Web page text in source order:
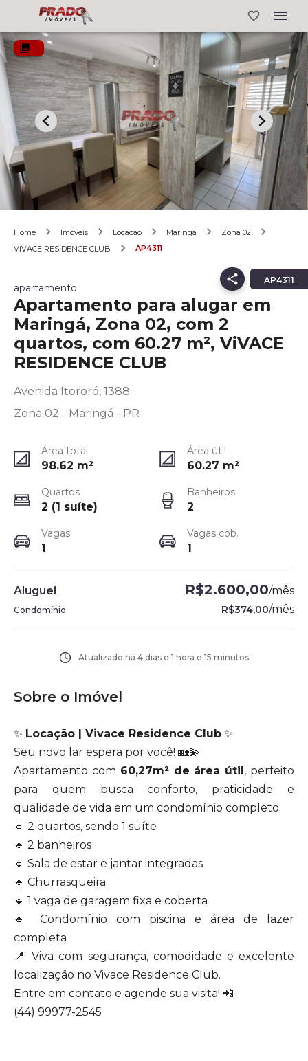
Home Imóveis Locacao Maringá
Zona 02
ViVACE RESIDENCE CLUB
AP4311
AP4311
apartamento
Apartamento para alugar em
Maringá, Zona 02, com 2
quartos, com 60.27 m², ViVACE
RESIDENCE CLUB
Avenida Itororó, 1388
Zona 02 - Maringá - PR
Área total
98.62 m²
Área útil
60.27 m²
Quartos
2 (1 suíte)
Banheiros
2
Vagas
1
Vagas cob.
1
Aluguel R$2.600,00/mês
Condomínio R$374,00/mês
Atualizado há 4 dias e 1 hora e 15 minutos
Sobre o Imóvel
✨ Locação | Vivace Residence Club ✨
Seu novo lar espera por você! 🏡💫
Apartamento com 60,27m² de área útil, perfeito
para quem busca conforto, praticidade e
qualidade de vida em um condomínio completo.
🔹 2 quartos, sendo 1 suíte
🔹 2 banheiros
🔹 Sala de estar e jantar integradas
🔹 Churrasqueira
🔹 1 vaga de garagem fixa e coberta
🔹 Condomínio com piscina e área de lazer
completa
📍 Viva com segurança, comodidade e excelente
localização no Vivace Residence Club.
Entre em contato e agende sua visita! 📲
(44) 99977-2545